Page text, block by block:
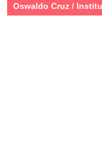
Oswaldo Cruz /